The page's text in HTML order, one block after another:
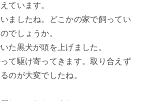
ています。
ましたね。どこかの家で飼ってい
でしょうか。
た黒犬が頭を上げました。
て駆け寄ってきます。取り合えず
のが大変でしたね。